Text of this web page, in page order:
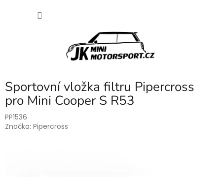
Sportovní vložka filtru Pipercross
pro Mini Cooper S R53
PP1536
Značka: Pipercross